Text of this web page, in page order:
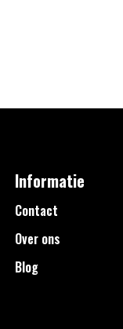
Informatie
Contact
Over ons
Blog